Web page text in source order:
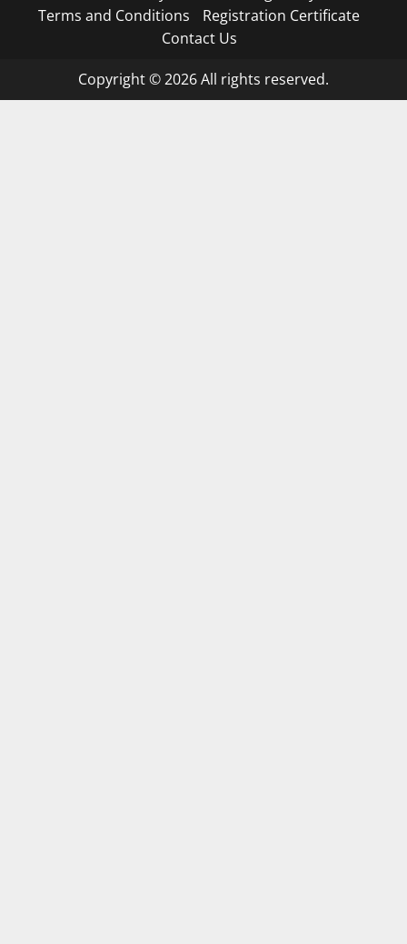
Terms and Conditions
Registration Certificate
Contact Us
Copyright © 2026 All rights reserved.